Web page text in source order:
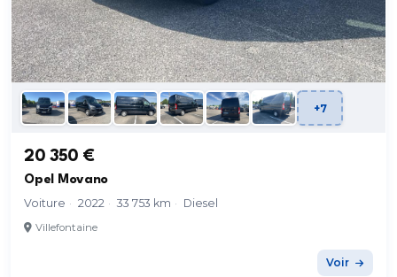
+7
20 350 €
Opel Movano
Voiture · 2022 · 33 753 km · Diesel
Villefontaine
Voir